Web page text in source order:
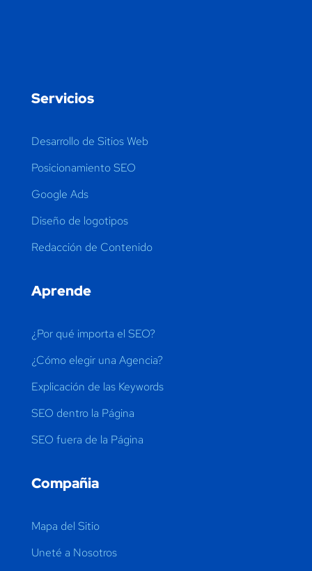
Servicios
Desarrollo de Sitios Web
Posicionamiento SEO
Google Ads
Diseño de logotipos
Redacción de Contenido
Aprende
¿Por qué importa el SEO?
¿Cómo elegir una Agencia?
Explicación de las Keywords
SEO dentro la Página
SEO fuera de la Página
Compañia
Mapa del Sitio
Uneté a Nosotros